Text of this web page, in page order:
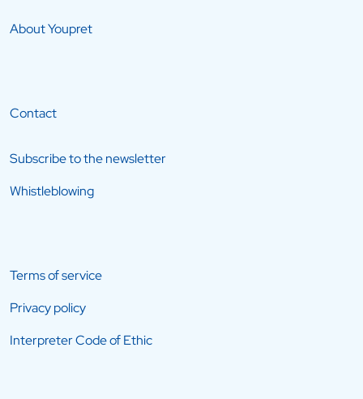
About Youpret
Contact
Subscribe to the newsletter
Whistleblowing
Terms of service
Privacy policy
Interpreter Code of Ethic